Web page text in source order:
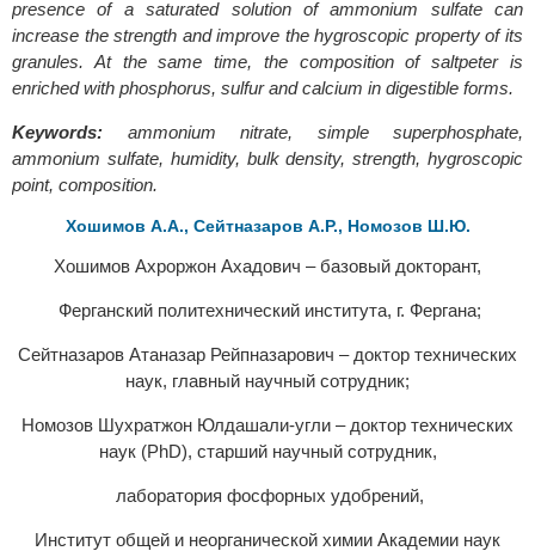
presence of a saturated solution of ammonium sulfate can
increase the strength and improve the hygroscopic property of its
granules. At the same time, the composition of saltpeter is
enriched with phosphorus, sulfur and calcium in digestible forms.
Keywords: ammonium nitrate, simple superphosphate,
ammonium sulfate, humidity, bulk density, strength, hygroscopic
point, composition.
Хошимов А.А., Сейтназаров А.Р., Номозов Ш.Ю.
Хошимов Ахроржон Ахадович – базовый докторант,
Ферганский политехнический института, г. Фергана;
Сейтназаров Атаназар Рейпназарович – доктор технических
наук, главный научный сотрудник;
Номозов Шухратжон Юлдашали-угли – доктор технических
наук (PhD), старший научный сотрудник,
лаборатория фосфорных удобрений,
Институт общей и неорганической химии Академии наук